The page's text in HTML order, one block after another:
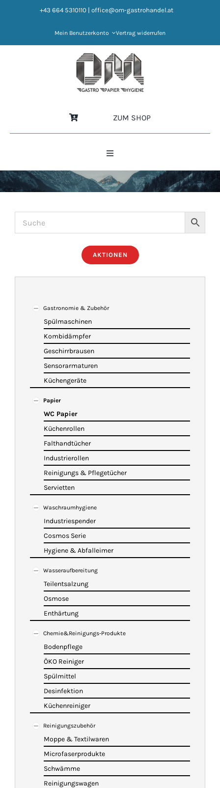
+43 664 5310110 office@om-gastrohandel.at
Mein Benutzerkonto Vertrag widerrufen
ZUM SHOP
Toggle
HOME
NEWS
IMBISSANHÄNGER
KATALOG
WARENKORB
AKTIONEN
Gastronomie & Zubehör
Spülmaschinen
Kombidämpfer
Geschirrbrausen
Sensorarmaturen
Küchengeräte
Papier
WC Papier
Küchenrollen
Falthandtücher
Industrierollen
Reinigungs & Pflegetücher
Servietten
Waschraumhygiene
Industriespender
Cosmos Serie
Hygiene & Abfalleimer
Wasseraufbereitung
Teilentsalzung
Osmose
Enthärtung
Chemie&Reinigungs-Produkte
Bodenpflege
ÖKO Reiniger
Spülmittel
Desinfektion
Küchenreiniger
Reinigungszubehör
Moppe & Textilwaren
Microfaserprodukte
Schwämme
Reinigungswagen